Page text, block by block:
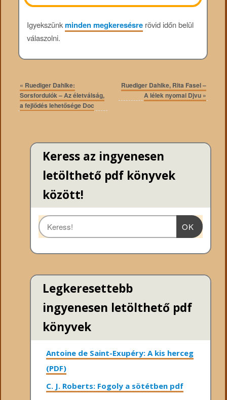
Igyekszünkminden megkeresésrerövid időn belül
válaszolni.
« Ruediger Dahlke:
Sorsfordulók – Az életválság,
a fejlődés lehetősége Doc
Ruediger Dahlke, Rita Fasel –
A lélek nyomai Djvu »
Keress az ingyenesen
letölthető pdf könyvek
között!
OK
Legkeresettebb
ingyenesen letölthető pdf
könyvek
Antoine de Saint-Exupéry: A kis herceg
(PDF)
C. J. Roberts: Fogoly a sötétben pdf